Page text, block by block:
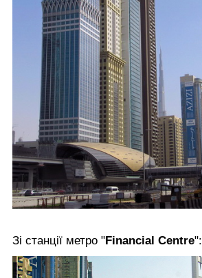
Зі станції метро "Financial Centre":